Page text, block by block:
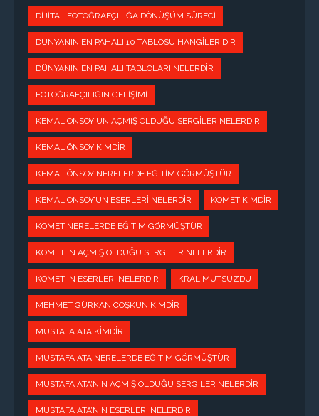
DIJITAL FOTOĞRAFÇILIĞA DÖNÜŞÜM SÜRECI
DÜNYANIN EN PAHALI 10 TABLOSU HANGILERIDIR
DÜNYANIN EN PAHALI TABLOLARI NELERDIR
FOTOĞRAFÇILIĞIN GELIŞIMI
KEMAL ÖNSOY'UN AÇMIŞ OLDUĞU SERGILER NELERDIR
KEMAL ÖNSOY KIMDIR
KEMAL ÖNSOY NERELERDE EĞITIM GÖRMÜŞTÜR
KEMAL ÖNSOY’UN ESERLERI NELERDIR KOMET KIMDIR
KOMET NERELERDE EĞITIM GÖRMÜŞTÜR
KOMET’IN AÇMIŞ OLDUĞU SERGILER NELERDIR
KOMET’IN ESERLERI NELERDIR KRAL MUTSUZDU
MEHMET GÜRKAN COŞKUN KIMDIR
MUSTAFA ATA KIMDIR
MUSTAFA ATA NERELERDE EĞITIM GÖRMÜŞTÜR
MUSTAFA ATA’NIN AÇMIŞ OLDUĞU SERGILER NELERDIR
MUSTAFA ATA’NIN ESERLERI NELERDIR